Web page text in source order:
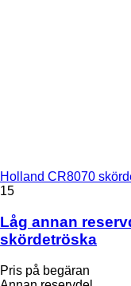
Holland CR8070
15
Låg annan
skördetröska
Pris på begäran